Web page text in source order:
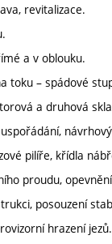
revitalizace.
a v oblouku.
toku – spádové
a druhová
pilíře, křídla
proudu,
posouzení
hrazení jezů.